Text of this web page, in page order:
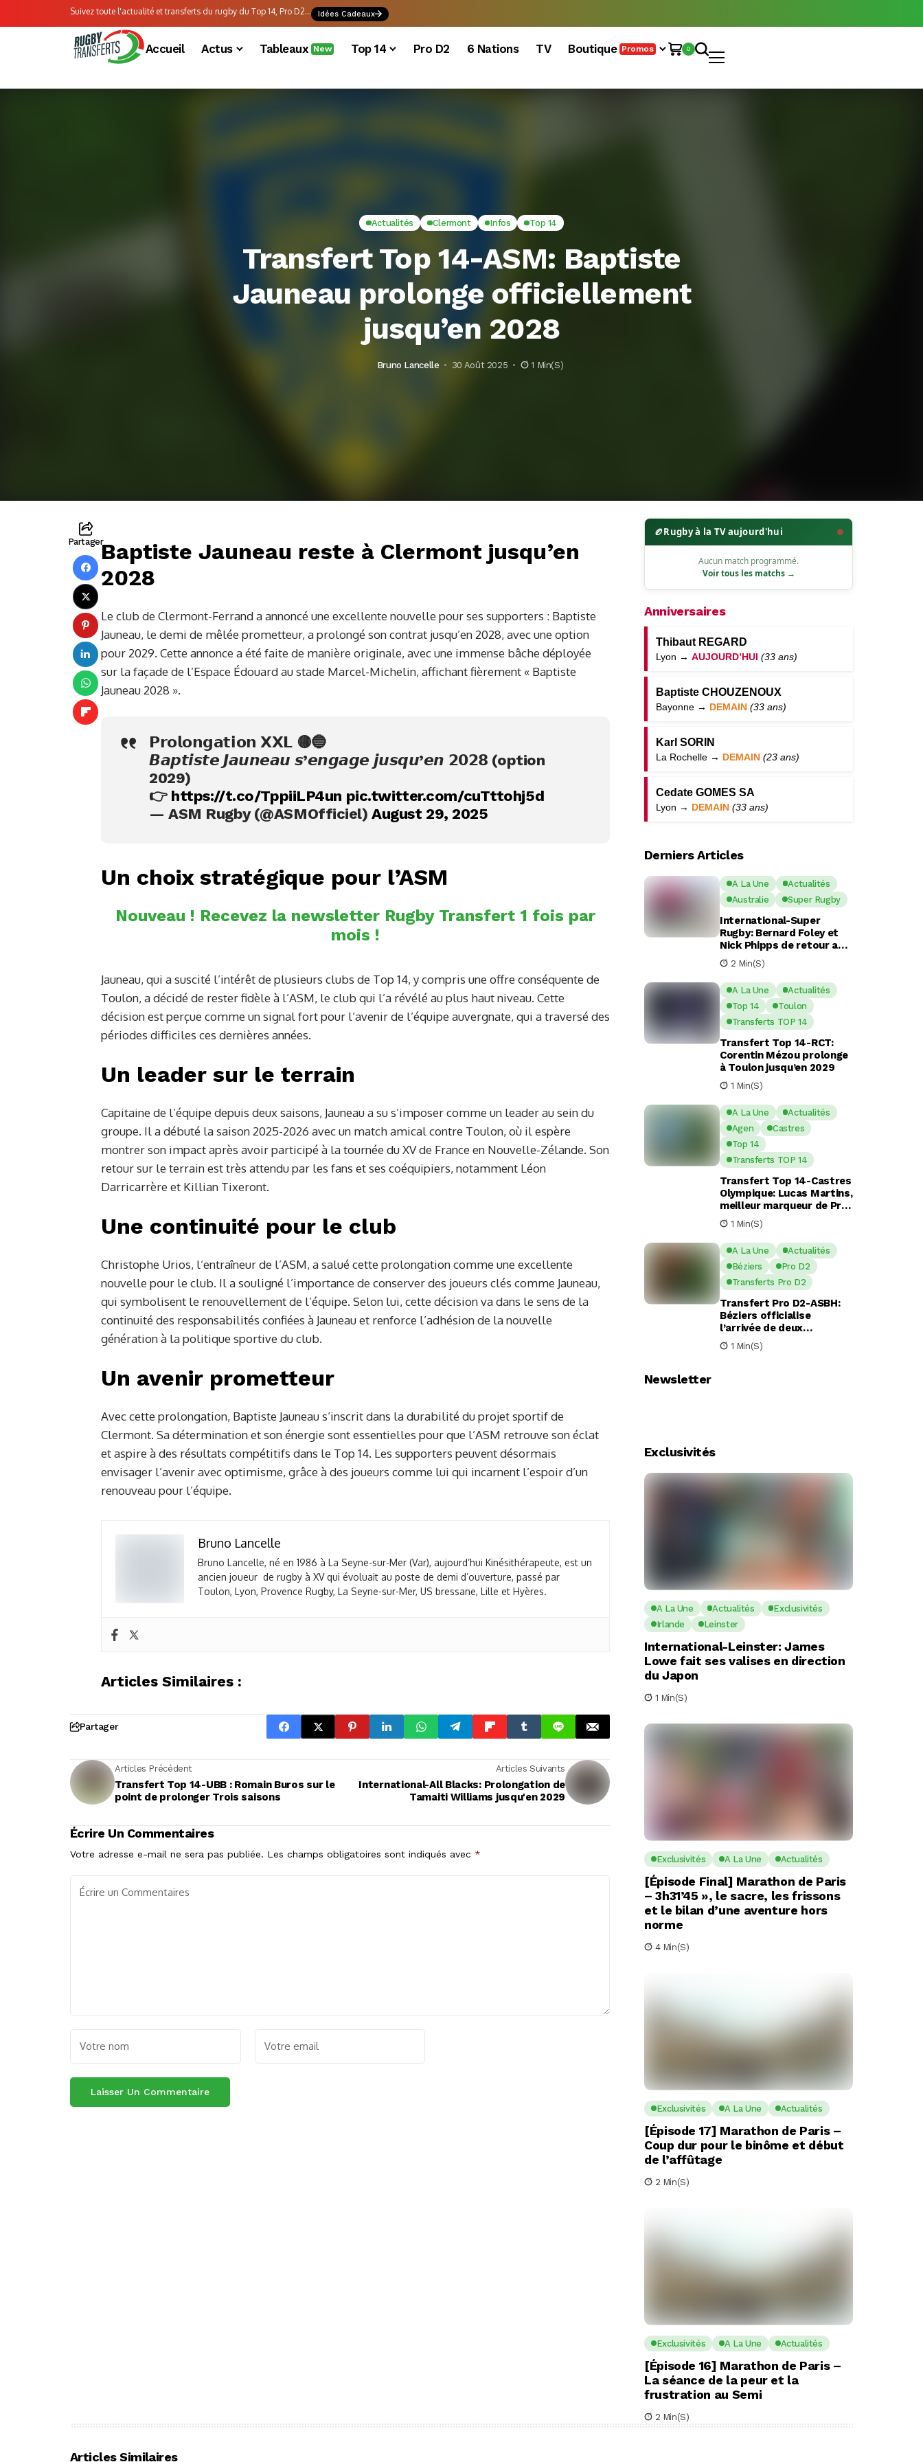
Suivez toute l'actualité et transferts du rugby du Top 14, Pro D2... Idées Cadeaux
Accueil Actus Tableaux New Top 14 Pro D2 6 Nations TV Boutique Promos 0
Actualités Clermont Infos Top 14
Transfert Top 14-ASM: Baptiste
Jauneau prolonge officiellement
jusqu’en 2028
Bruno Lancelle 30 Août 2025 1 Min(s)
PartagerBaptiste Jauneau reste à Clermont jusqu’en
2028
Le club de Clermont-Ferrand a annoncé une excellente nouvelle pour ses supporters : Baptiste
Jauneau, le demi de mêlée prometteur, a prolongé son contrat jusqu’en 2028, avec une option
pour 2029. Cette annonce a été faite de manière originale, avec une immense bâche déployée
sur la façade de l’Espace Édouard au stade Marcel-Michelin, affichant fièrement « Baptiste
Jauneau 2028 ».
𝗣𝗿𝗼𝗹𝗼𝗻𝗴𝗮𝘁𝗶𝗼𝗻 𝗫𝗫𝗟 🟡🔵
𝘽𝙖𝙥𝙩𝙞𝙨𝙩𝙚 𝙅𝙖𝙪𝙣𝙚𝙖𝙪 𝙨’𝙚𝙣𝙜𝙖𝙜𝙚 𝙟𝙪𝙨𝙦𝙪’𝙚𝙣 𝟮𝟬𝟮𝟴 (option
2029)
👉 https://t.co/TppiiLP4un pic.twitter.com/cuTttohj5d
— ASM Rugby (@ASMOfficiel)August 29, 2025
Un choix stratégique pour l’ASM
Nouveau ! Recevez la newsletter Rugby Transfert 1 fois par
mois !
Jauneau, qui a suscité l’intérêt de plusieurs clubs de Top 14, y compris une offre conséquente de
Toulon, a décidé de rester fidèle à l’ASM, le club qui l’a révélé au plus haut niveau. Cette
décision est perçue comme un signal fort pour l’avenir de l’équipe auvergnate, qui a traversé des
périodes difficiles ces dernières années.
Un leader sur le terrain
Capitaine de l’équipe depuis deux saisons, Jauneau a su s’imposer comme un leader au sein du
groupe. Il a débuté la saison 2025-2026 avec un match amical contre Toulon, où il espère
montrer son impact après avoir participé à la tournée du XV de France en Nouvelle-Zélande. Son
retour sur le terrain est très attendu par les fans et ses coéquipiers, notamment Léon
Darricarrère et Killian Tixeront.
Une continuité pour le club
Christophe Urios, l’entraîneur de l’ASM, a salué cette prolongation comme une excellente
nouvelle pour le club. Il a souligné l’importance de conserver des joueurs clés comme Jauneau,
qui symbolisent le renouvellement de l’équipe. Selon lui, cette décision va dans le sens de la
continuité des responsabilités confiées à Jauneau et renforce l’adhésion de la nouvelle
génération à la politique sportive du club.
Un avenir prometteur
Avec cette prolongation, Baptiste Jauneau s’inscrit dans la durabilité du projet sportif de
Clermont. Sa détermination et son énergie sont essentielles pour que l’ASM retrouve son éclat
et aspire à des résultats compétitifs dans le Top 14. Les supporters peuvent désormais
envisager l’avenir avec optimisme, grâce à des joueurs comme lui qui incarnent l’espoir d’un
renouveau pour l’équipe.
Bruno Lancelle
Bruno Lancelle, né en 1986 à La Seyne-sur-Mer (Var), aujourd’hui Kinésithérapeute, est un
ancien joueur de rugby à XV qui évoluait au poste de demi d’ouverture, passé par
Toulon, Lyon, Provence Rugby, La Seyne-sur-Mer, US bressane, Lille et Hyères.
Articles Similaires :
Partager
Articles Précédent
Transfert Top 14-UBB : Romain Buros sur le
point de prolonger Trois saisons
Articles Suivants
International-All Blacks: Prolongation de
Tamaiti Williams jusqu'en 2029
Écrire Un Commentaires
Votre adresse e-mail ne sera pas publiée. Les champs obligatoires sont indiqués avec *
🏉Rugby à la TV aujourd'hui
Aucun match programmé.
Voir tous les matchs →
Anniversaires
Thibaut REGARD
Lyon → AUJOURD’HUI (33 ans)
Baptiste CHOUZENOUX
Bayonne → DEMAIN (33 ans)
Karl SORIN
La Rochelle → DEMAIN (23 ans)
Cedate GOMES SA
Lyon → DEMAIN (33 ans)
Derniers Articles
A La Une
Actualités
Australie
Super Rugby
International-Super
Rugby: Bernard Foley et
Nick Phipps de retour aux
Waratahs
2 Min(s)
A La Une
Actualités
Top 14
Toulon
Transferts TOP 14
Transfert Top 14-RCT:
Corentin Mézou prolonge
à Toulon jusqu’en 2029
1 Min(s)
A La Une
Actualités
Agen
Castres
Top 14
Transferts TOP 14
Transfert Top 14-Castres
Olympique: Lucas Martins,
meilleur marqueur de Pro
D2, en route pour Castres
?
1 Min(s)
A La Une
Actualités
Béziers
Pro D2
Transferts Pro D2
Transfert Pro D2-ASBH:
Béziers officialise
l’arrivée de deux
nouveaux piliers pour la
saison à venir
1 Min(s)
Newsletter
Exclusivités
A La Une Actualités
Exclusivités
Irlande
Leinster
International-Leinster: James
Lowe fait ses valises en direction
du Japon
1 Min(s)
Exclusivités A La Une Actualités
[Épisode Final] Marathon de Paris
– 3h31’45 », le sacre, les frissons
et le bilan d’une aventure hors
norme
4 Min(s)
Exclusivités A La Une Actualités
[Épisode 17] Marathon de Paris –
Coup dur pour le binôme et début
de l’affûtage
2 Min(s)
Exclusivités A La Une Actualités
[Épisode 16] Marathon de Paris –
La séance de la peur et la
frustration au Semi
2 Min(s)
Articles Similaires